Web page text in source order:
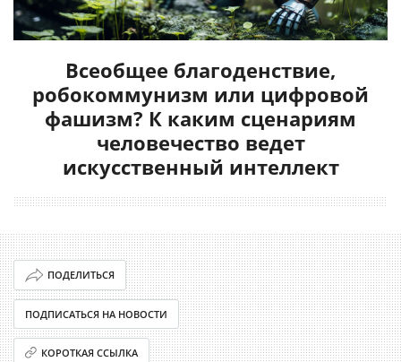
Всеобщее благоденствие,
робокоммунизм или цифровой
фашизм? К каким сценариям
человечество ведет
искусственный интеллект
ПОДЕЛИТЬСЯ
ПОДПИСАТЬСЯ НА НОВОСТИ
КОРОТКАЯ ССЫЛКА